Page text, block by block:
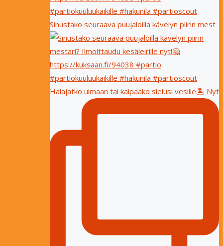
Sinustako seuraava puujaloilla kävelyn piirin mest
Halajatko uimaan tai kaipaako sielusi vesille🏝 Nyt